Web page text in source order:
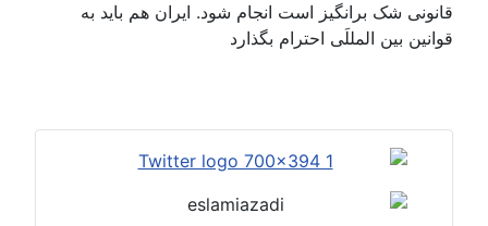
قانونی شک برانگیز است انجام شود. ایران هم باید به
قوانین بین المللَی احترام بگذارد